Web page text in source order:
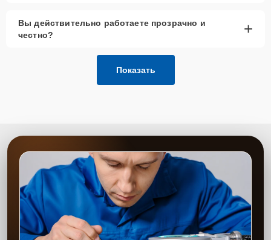
Вы действительно работаете прозрачно и
честно?
+
Показать